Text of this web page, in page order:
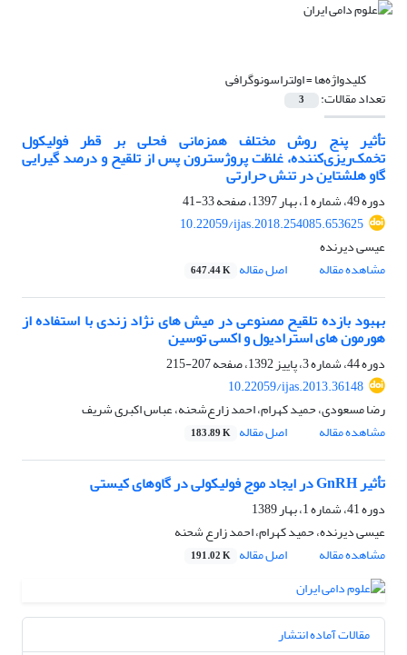
کلیدواژه‌ها =اولتراسونوگرافی
تعداد مقالات: 3
تأثیر پنج روش مختلف همزمانی فحلی بر قطر فولیکول
تخمک‌ریزی‌کننده، غلظت پروژسترون پس از تلقیح و درصد گیرایی
گاو هلشتاین در تنش حرارتی
دوره 49، شماره 1، بهار 1397، صفحه
33-41
10.22059/ijas.2018.254085.653625
عیسی دیرنده
مشاهده مقاله
اصل مقاله 647.44 K
بهبود بازده تلقیح مصنوعی در میش های نژاد زندی با استفاده از
هورمون های استرادیول و اکسی توسین
دوره 44، شماره 3، پاییز 1392، صفحه
207-215
10.22059/ijas.2013.36148
رضا مسعودی، حمید کهرام، احمد زارع‌شحنه، عباس اکبری شریف
مشاهده مقاله
اصل مقاله 183.89 K
تأثیر GnRH در ایجاد موج فولیکولی در گاوهای کیستی
دوره 41، شماره 1، بهار 1389
عیسی دیرنده، حمید کهرام، احمد زارع شحنه
مشاهده مقاله
اصل مقاله 191.02 K
مقالات آماده انتشار